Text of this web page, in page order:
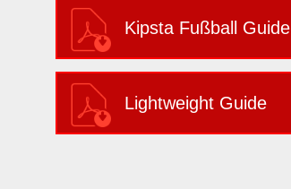
Kipsta Fußball Guide
Lightweight Guide